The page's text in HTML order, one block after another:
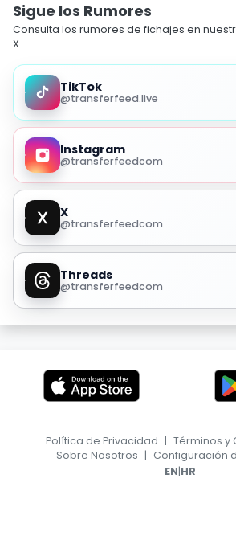
Sigue los Rumores
Consulta los rumores de fichajes en
X.
TikTok
@transferfeed.live
Instagram
@transferfeedcom
X
@transferfeedcom
Threads
@transferfeedcom
Política de Privacidad | Términos y
Sobre Nosotros | Configuración
EN|HR